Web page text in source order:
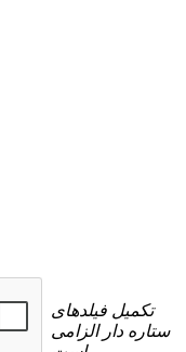
تکمیل فیلدهای
ستاره دار الزامی